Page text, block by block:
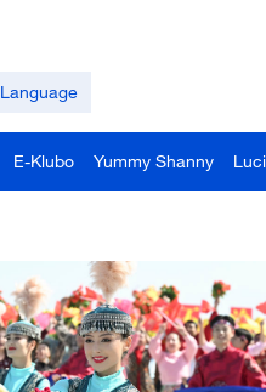
Language
E-Klubo Yummy Shanny